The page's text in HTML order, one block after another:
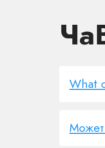
What